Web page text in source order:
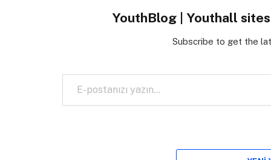
YouthBlog | Youthall
Subscribe to get the
E-postanızı yazın…